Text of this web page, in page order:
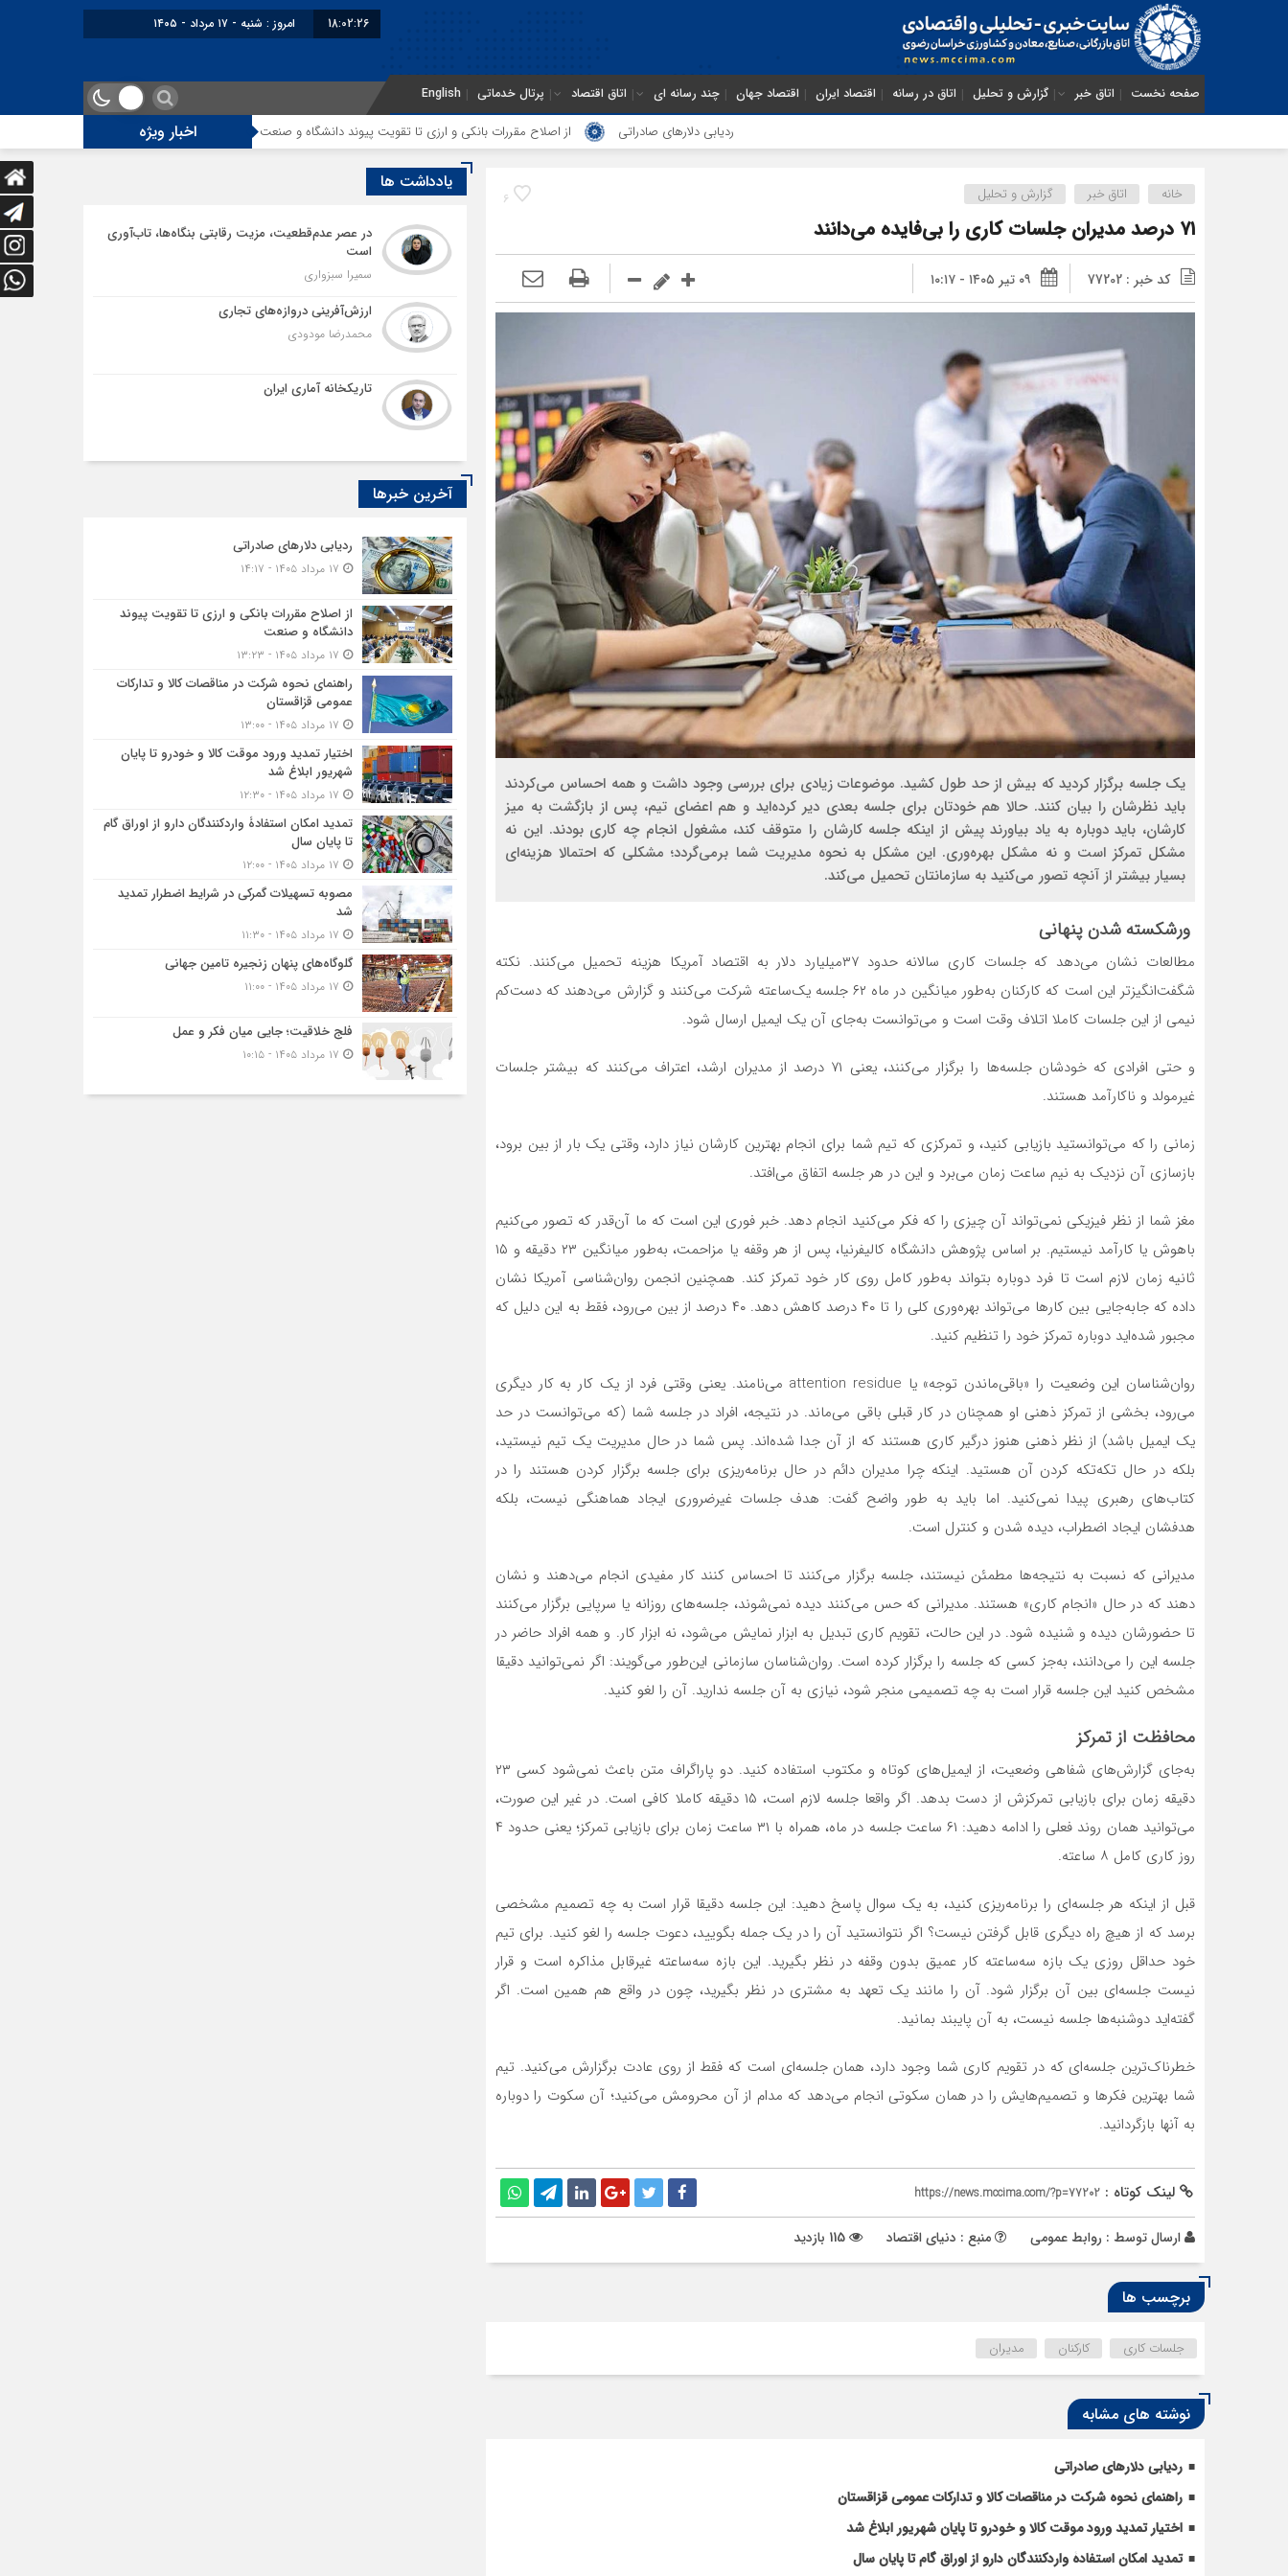
18:02:27 امروز : شنبه - ۱۷ مرداد - ۱۴۰۵
صفحه نخست اتاق خبر گزارش و تحلیل اتاق در رسانه اقتصاد ایران اقتصاد جهان چند رسانه ای اتاق اقتصاد پرتال خدماتی English
اخبار ویژه ردیابی دلارهای صادراتی از اصلاح مقررات بانکی و ارزی تا تقویت پیوند دانشگاه و صنعت راهنمای نحوه شرکت در مناقصات کالا و تدارکات عمومی
6 خانه اتاق خبر گزارش و تحلیل
۷۱ درصد مدیران جلسات کاری را بی‌فایده می‌دانند
کد خبر : 77202 ۰۹ تیر ۱۴۰۵ - ۱۰:۱۷
یک جلسه برگزار کردید که بیش از حد طول کشید. موضوعات زیادی برای بررسی وجود داشت و همه احساس می‌کردند
باید نظرشان را بیان کنند. حالا هم خودتان برای جلسه بعدی دیر کرده‌اید و هم اعضای تیم، پس از بازگشت به میز
کارشان، باید دوباره به یاد بیاورند پیش از اینکه جلسه کارشان را متوقف کند، مشغول انجام چه کاری بودند. این نه
مشکل تمرکز است و نه مشکل بهره‌وری. این مشکل به نحوه مدیریت شما برمی‌گردد؛ مشکلی که احتمالا هزینه‌ای
بسیار بیشتر از آنچه تصور می‌کنید به سازمانتان تحمیل می‌کند.
ورشکسته شدن پنهانی
مطالعات نشان می‌دهد که جلسات کاری سالانه حدود ۳۷‌میلیارد دلار به اقتصاد آمریکا هزینه تحمیل می‌کنند. نکته
شگفت‌انگیزتر این است که کارکنان به‌طور میانگین در ماه ۶۲ جلسه یک‌ساعته شرکت می‌کنند و گزارش می‌دهند که دست‌کم
نیمی از این جلسات کاملا اتلاف وقت است و می‌توانست به‌جای آن یک ایمیل ارسال شود.
و حتی افرادی که خودشان جلسه‌ها را برگزار می‌کنند، یعنی ۷۱ درصد از مدیران ارشد، اعتراف می‌کنند که بیشتر جلسات
غیرمولد و ناکارآمد هستند.
زمانی را که می‌توانستید بازیابی کنید، و تمرکزی که تیم شما برای انجام بهترین کارشان نیاز دارد، وقتی یک ‌بار از بین برود،
بازسازی آن نزدیک به نیم ساعت زمان می‌برد و این در هر جلسه اتفاق می‌افتد.
مغز شما از نظر فیزیکی نمی‌تواند آن چیزی را که فکر می‌کنید انجام دهد. خبر فوری این است که ما آن‌قدر که تصور می‌کنیم
باهوش یا کارآمد نیستیم. بر اساس پژوهش دانشگاه کالیفرنیا، پس از هر وقفه یا مزاحمت، به‌طور میانگین ۲۳ دقیقه و ۱۵
ثانیه زمان لازم است تا فرد دوباره بتواند به‌طور کامل روی کار خود تمرکز کند. همچنین انجمن روان‌شناسی آمریکا نشان
داده که جابه‌جایی بین کارها می‌تواند بهره‌وری کلی را تا ۴۰ درصد کاهش دهد. ۴۰ درصد از بین می‌رود، فقط به این دلیل که
مجبور شده‌اید دوباره تمرکز خود را تنظیم کنید.
روان‌شناسان این وضعیت را «باقی‌ماندن توجه» یا attention residue می‌نامند. یعنی وقتی فرد از یک کار به کار دیگری
می‌رود، بخشی از تمرکز ذهنی او همچنان در کار قبلی باقی می‌ماند. در نتیجه، افراد در جلسه شما (که می‌توانست در حد
یک ایمیل باشد) از نظر ذهنی هنوز درگیر کاری هستند که از آن جدا شده‌اند. پس شما در حال مدیریت یک تیم نیستید،
بلکه در حال تکه‌تکه کردن آن هستید. اینکه چرا مدیران دائم در حال برنامه‌ریزی برای جلسه برگزار کردن هستند را در
کتاب‌های رهبری پیدا نمی‌کنید. اما باید به طور واضح گفت: هدف جلسات غیرضروری ایجاد هماهنگی نیست، بلکه
هدفشان ایجاد اضطراب‌، دیده‌ شدن‌ و کنترل است.
مدیرانی که نسبت به نتیجه‌ها مطمئن نیستند، جلسه برگزار می‌کنند تا احساس کنند کار مفیدی انجام می‌دهند و نشان
دهند که در حال «انجام کاری» هستند. مدیرانی که حس می‌کنند دیده نمی‌شوند، جلسه‌های روزانه یا سرپایی برگزار می‌کنند
تا حضورشان دیده و شنیده شود. در این حالت، تقویم کاری تبدیل به ابزار نمایش می‌شود، نه ابزار کار. و همه افراد حاضر در
جلسه این را می‌دانند، به‌جز کسی که جلسه را برگزار کرده است. روان‌شناسان سازمانی این‌طور می‌گویند: اگر نمی‌توانید دقیقا
مشخص کنید این جلسه قرار است به چه تصمیمی منجر شود، نیازی به آن جلسه ندارید. آن را لغو کنید.
محافظت از تمرکز
به‌جای گزارش‌های شفاهی وضعیت، از ایمیل‌های کوتاه و مکتوب استفاده کنید. دو پاراگراف متن باعث نمی‌شود کسی ۲۳
دقیقه زمان برای بازیابی تمرکزش از دست بدهد. اگر واقعا جلسه لازم است، ۱۵ دقیقه کاملا کافی است. در غیر این صورت،
می‌توانید همان روند فعلی را ادامه دهید: ۶۱ ساعت جلسه در ماه، همراه با ۳۱ ساعت زمان برای بازیابی تمرکز؛ یعنی حدود ۴
روز کاری کامل ۸ ساعته.
قبل از اینکه هر جلسه‌ای را برنامه‌ریزی کنید، به یک سوال پاسخ دهید: این جلسه دقیقا قرار است به چه تصمیم مشخصی
برسد که از هیچ راه دیگری قابل گرفتن نیست؟ اگر نتوانستید آن را در یک جمله بگویید، دعوت جلسه را لغو کنید. برای تیم
خود حداقل روزی یک بازه سه‌ساعته کار عمیق بدون وقفه در نظر بگیرید. این بازه سه‌ساعته غیرقابل مذاکره است و قرار
نیست جلسه‌ای بین آن برگزار شود. آن را مانند یک تعهد به مشتری در نظر بگیرید، چون در واقع هم همین است. اگر
گفته‌اید دوشنبه‌ها جلسه نیست، به آن پایبند بمانید.
خطرناک‌ترین جلسه‌ای که در تقویم کاری شما وجود دارد، همان جلسه‌ای است که فقط از روی عادت برگزارش می‌کنید. تیم
شما بهترین فکرها و تصمیم‌هایش را در همان سکوتی انجام می‌دهد که مدام از آن محرومش می‌کنید؛ آن سکوت را دوباره
به آنها بازگردانید.
لینک کوتاه : https://news.mccima.com/?p=77202
ارسال توسط : روابط عمومی منبع : دنیای اقتصاد
برچسب ها
جلسات کاری کارکنان مدیران
نوشته های مشابه
ردیابی دلارهای صادراتی
راهنمای نحوه شرکت در مناقصات کالا و تدارکات عمومی قزاقستان
اختیار تمدید ورود موقت کالا و خودرو تا پایان شهریور ابلاغ شد
تمدید امکان استفادۀ واردکنندگان دارو از اوراق گام تا پایان سال
یادداشت ها
در عصر عدم‌قطعیت، مزیت رقابتی بنگاه‌ها، تاب‌آوری
است
سمیرا سبزواری
ارزش‌آفرینی دروازه‌های تجاری
محمدرضا مودودی
تاریکخانه آماری ایران
آخرین خبرها
ردیابی دلارهای صادراتی
از اصلاح مقررات بانکی و ارزی تا تقویت پیوند
دانشگاه و صنعت
راهنمای نحوه شرکت در مناقصات کالا و تدارکات
عمومی قزاقستان
اختیار تمدید ورود موقت کالا و خودرو تا پایان
شهریور ابلاغ شد
تمدید امکان استفادۀ واردکنندگان دارو از اوراق گام
تا پایان سال
مصوبه تسهیلات گمرکی در شرایط اضطرار تمدید
شد
گلوگاه‌های پنهان زنجیره تامین جهانی
فلج خلاقیت؛ جایی میان فکر و عمل